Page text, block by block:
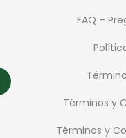
FAQ –
Términos y
Términos y